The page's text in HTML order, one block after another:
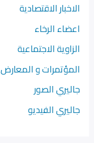
الاخبار الاقتصادية
اعضاء الرخاء
الزاوية الاجتماعية
المؤتمرات و المعارض
جاليري الصور
جاليري الفيديو